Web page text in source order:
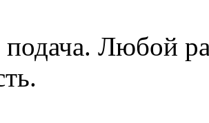
подача. Любой